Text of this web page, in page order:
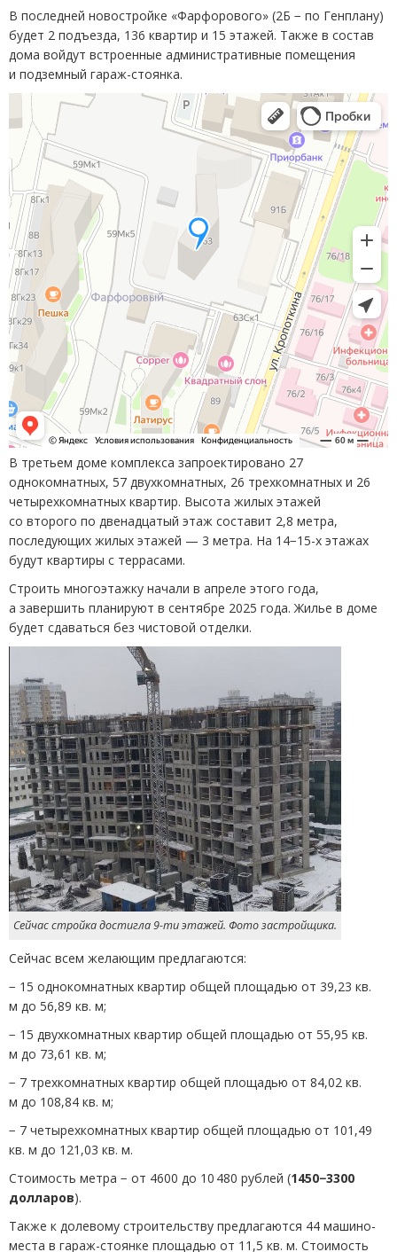
В последней новостройке «Фарфорового» (2Б − по Генплану)
будет 2 подъезда, 136 квартир и 15 этажей. Также в состав
дома войдут встроенные административные помещения
и подземный гараж-стоянка.
В третьем доме комплекса запроектировано 27
однокомнатных, 57 двухкомнатных, 26 трехкомнатных и 26
четырехкомнатных квартир. Высота жилых этажей
со второго по двенадцатый этаж составит 2,8 метра,
последующих жилых этажей — 3 метра. На 14−15-х этажах
будут квартиры с террасами.
Строить многоэтажку начали в апреле этого года,
а завершить планируют в сентябре 2025 года. Жилье в доме
будет сдаваться без чистовой отделки.
Сейчас стройка достигла 9-ти этажей. Фото застройщика.
Сейчас всем желающим предлагаются:
− 15 однокомнатных квартир общей площадью от 39,23 кв.
м до 56,89 кв. м;
− 15 двухкомнатных квартир общей площадью от 55,95 кв.
м до 73,61 кв. м;
− 7 трехкомнатных квартир общей площадью от 84,02 кв.
м до 108,84 кв. м;
− 7 четырехкомнатных квартир общей площадью от 101,49
кв. м до 121,03 кв. м.
Стоимость метра − от 4600 до 10 480 рублей (1450−3300
долларов).
Также к долевому строительству предлагаются 44 машино-
места в гараж-стоянке площадью от 11,5 кв. м. Стоимость